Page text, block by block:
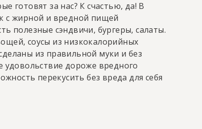
готовят за нас? К счастью, да! В
с жирной и вредной пищей
полезные сэндвичи, бургеры, салаты.
соусы из низкокалорийных
из правильной муки и без
удовольствие дороже вредного
перекусить без вреда для себя